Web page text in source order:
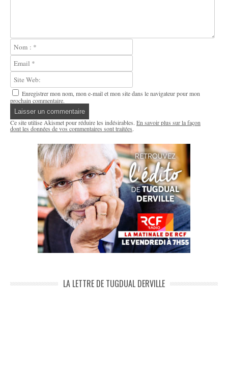
Enregistrer mon nom, mon e-mail et mon site dans le navigateur pour mon
prochain commentaire.
Ce site utilise Akismet pour réduire les indésirables. En savoir plus sur la façon
dont les données de vos commentaires sont traitées.
LA LETTRE DE TUGDUAL DERVILLE